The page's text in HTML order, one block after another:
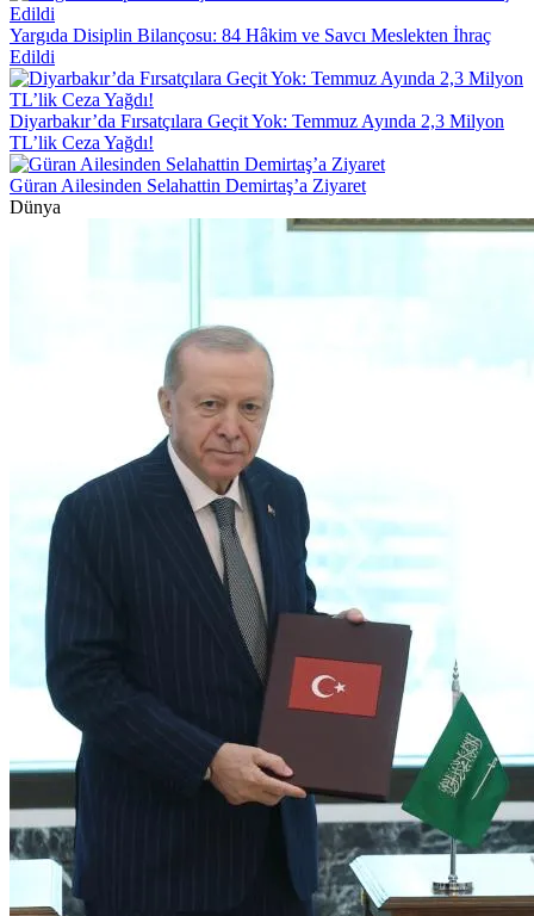
Yargıda Disiplin Bilançosu: 84 Hâkim ve Savcı Meslekten İhraç
Edildi
Diyarbakır’da Fırsatçılara Geçit Yok: Temmuz Ayında 2,3 Milyon
TL’lik Ceza Yağdı!
Güran Ailesinden Selahattin Demirtaş’a Ziyaret
Dünya